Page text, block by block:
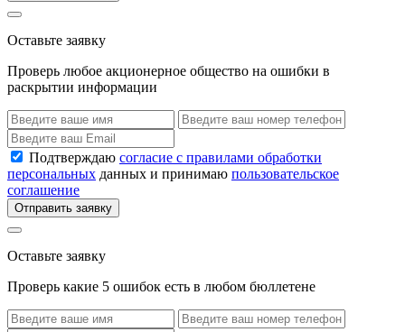
Оставьте заявку
Проверь любое акционерное общество на ошибки в
раскрытии информации
Подтверждаю согласие с правилами обработки
персональных данных и принимаю пользовательское
соглашение
Отправить заявку
Оставьте заявку
Проверь какие 5 ошибок есть в любом бюллетене